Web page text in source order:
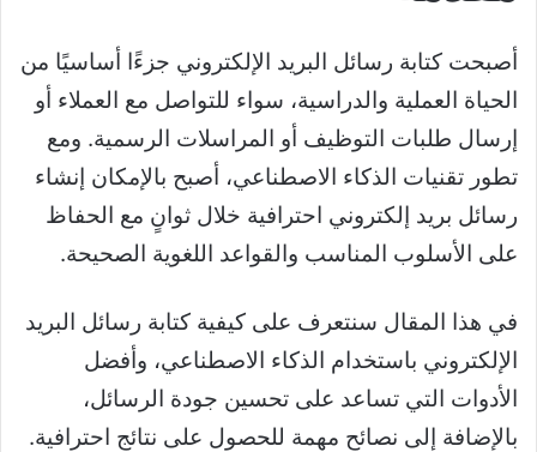
أصبحت كتابة رسائل البريد الإلكتروني جزءًا أساسيًا من
الحياة العملية والدراسية، سواء للتواصل مع العملاء أو
إرسال طلبات التوظيف أو المراسلات الرسمية. ومع
تطور تقنيات الذكاء الاصطناعي، أصبح بالإمكان إنشاء
رسائل بريد إلكتروني احترافية خلال ثوانٍ مع الحفاظ
على الأسلوب المناسب والقواعد اللغوية الصحيحة.
في هذا المقال سنتعرف على كيفية كتابة رسائل البريد
الإلكتروني باستخدام الذكاء الاصطناعي، وأفضل
الأدوات التي تساعد على تحسين جودة الرسائل،
بالإضافة إلى نصائح مهمة للحصول على نتائج احترافية.